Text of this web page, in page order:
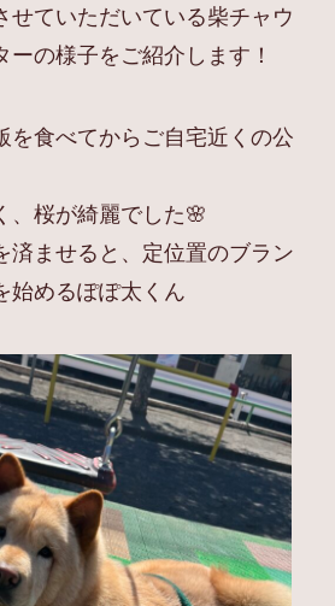
せていただいている柴チャウ
の様子をご紹介します！
を食べてからご自宅近くの公
、桜が綺麗でした🌸
済ませると、定位置のブラン
始めるぽぽ太くん